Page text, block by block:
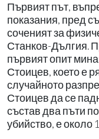
Първият път,
показания, пред
соченият за
Станков-Дългия.
първият опит
Стоицев, което е
случайното
Стоицев да се
състав два пъти
убийство, е около